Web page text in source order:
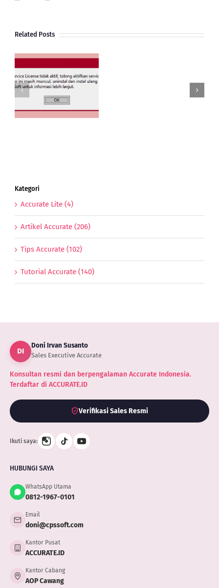
Related Posts
Kategori
Accurate Lite (4)
Artikel Accurate (206)
Tips Accurate (102)
Tutorial Accurate (140)
DI
Doni Irvan Susanto
Sales Executive Accurate
Konsultan resmi dan berpengalaman Accurate Indonesia.
Terdaftar di ACCURATE.ID
Verifikasi Sales Resmi
Ikuti saya:
HUBUNGI SAYA
WhatsApp Utama
0812-1967-0101
Email
doni@cpssoft.com
Kantor Pusat
ACCURATE.ID
Kantor Cabang
AOP Cawang